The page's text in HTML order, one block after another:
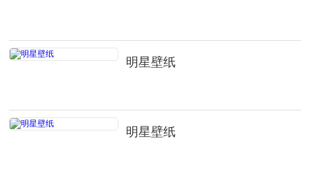
明星壁纸
明星壁纸